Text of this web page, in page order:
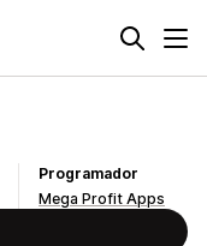
Programador
Mega Profit Apps